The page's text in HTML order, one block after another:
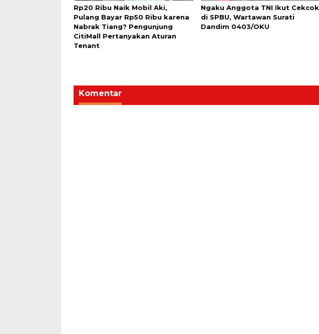
Rp20 Ribu Naik Mobil Aki,
Pulang Bayar Rp50 Ribu karena
Nabrak Tiang? Pengunjung
CitiMall Pertanyakan Aturan
Tenant
Ngaku Anggota TNI Ikut Cekcok
di SPBU, Wartawan Surati
Dandim 0403/OKU
Komentar